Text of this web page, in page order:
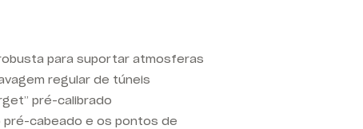
para suportar atmosferas
regular de túneis
pré-calibrado
pré-cabeado e os pontos de